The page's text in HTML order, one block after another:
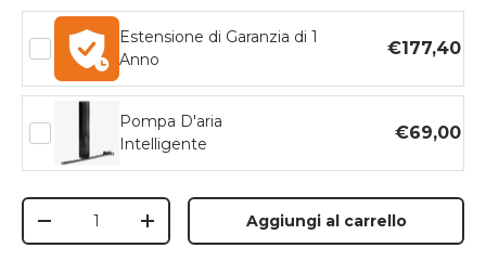
Estensione di Garanzia di 1
Anno
€177,40
Pompa D'aria
Intelligente
€69,00
Q.tà
-
+ Aggiungi al carrello